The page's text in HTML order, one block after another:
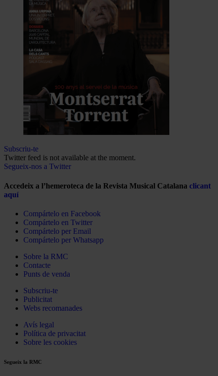
Subscriu-te
Twitter feed is not available at the moment.
Segueix-nos a Twitter
Accedeix a l’hemeroteca de la Revista Musical Catalana clicant
aquí
Compártelo en Facebook
Compártelo en Twitter
Compártelo per Email
Compártelo per Whatsapp
Sobre la RMC
Contacte
Punts de venda
Subscriu-te
Publicitat
Webs recomanades
Avís legal
Política de privacitat
Sobre les cookies
Segueix la RMC